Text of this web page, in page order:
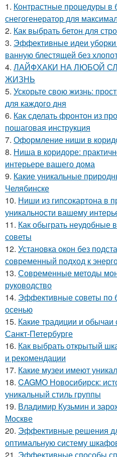
1. Контрастные процедуры в
снегогенератор для
2. Как выбрать бетон для
3. Эффективные идеи уборки
ванную блестящей без
4. ЛАЙФХАКИ НА ЛЮБОЙ
ЖИЗНЬ
5. Ускорьте свою жизнь:
для каждого дня
6. Как сделать фронтон из
пошаговая инструкция
7. Оформление ниши в
8. Ниша в коридоре:
интерьере вашего дома
9. Какие уникальные
Челябинске
10. Ниши из гипсокартона в
уникальности вашему
11. Как обыграть неудобные
советы
12. Установка окон без
современный подход к
13. Современные методы
руководство
14. Эффективные советы по
осенью
15. Какие традиции и
Санкт-Петербурге
16. Как выбрать открытый
и рекомендации
17. Какие музеи имеют
18. CAGMO Новосибирск:
уникальный стиль группы
19. Владимир Кузьмин и
Москве
20. Эффективные решения
оптимальную систему